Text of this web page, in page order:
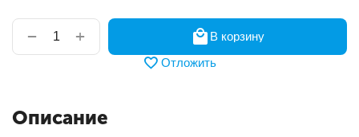
+
−
В корзину
Отложить
Описание